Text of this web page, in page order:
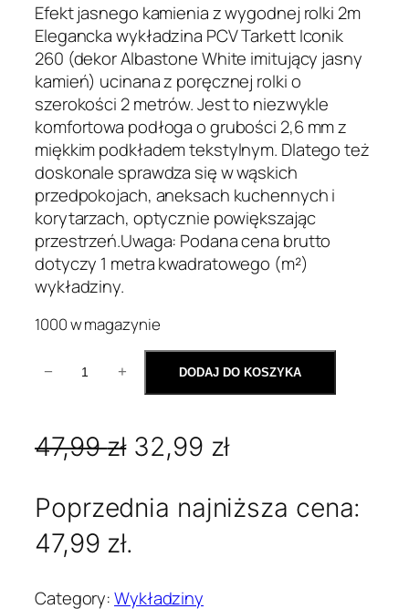
Efekt jasnego kamienia z wygodnej rolki 2m
Elegancka wykładzina PCV Tarkett Iconik
260 (dekor Albastone White imitujący jasny
kamień) ucinana z poręcznej rolki o
szerokości 2 metrów. Jest to niezwykle
komfortowa podłoga o grubości 2,6 mm z
miękkim podkładem tekstylnym. Dlatego też
doskonale sprawdza się w wąskich
przedpokojach, aneksach kuchennych i
korytarzach, optycznie powiększając
przestrzeń.Uwaga: Podana cena brutto
dotyczy 1 metra kwadratowego (m²)
wykładziny.
1000 w magazynie
ć
y
k
ł
d
− + DODAJ DO KOSZYKA
47,99zł P
e
w
32,99 złA
t
Poprzednia najniższa cena:
47,99 zł.
Category:Wykładziny